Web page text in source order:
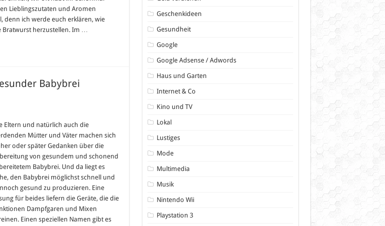
Lieblingszutaten und Aromen
denn ich werde euch erklären, wie
herzustellen. Im …
Babybrei
Eltern und natürlich auch die
Mütter und Väter machen sich
oder später Gedanken über die
von gesundem und schonend
Babybrei. Und da liegt es
den Babybrei möglichst schnell und
gesund zu produzieren. Eine
für beides liefern die Geräte, die die
Dampfgaren und Mixen
Einen speziellen Namen gibt es
Geschenkideen
Gesundheit
Google
Google Adsense / Adwords
Haus und Garten
Internet & Co
Kino und TV
Lokal
Lustiges
Mode
Multimedia
Musik
Nintendo Wii
Playstation 3